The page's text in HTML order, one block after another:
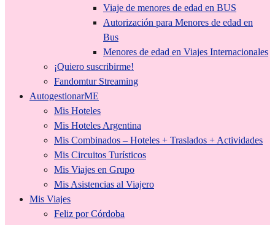
Viaje de menores de edad en BUS
Autorización para Menores de edad en
Bus
Menores de edad en Viajes Internacionales
¡Quiero suscribirme!
Fandomtur Streaming
AutogestionarME
Mis Hoteles
Mis Hoteles Argentina
Mis Combinados – Hoteles + Traslados + Actividades
Mis Circuitos Turísticos
Mis Viajes en Grupo
Mis Asistencias al Viajero
Mis Viajes
Feliz por Córdoba